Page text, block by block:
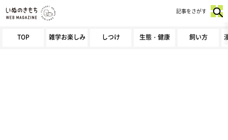
TOP 雑学お楽しみ しつけ 生態・健康 飼い方
記事をさがす